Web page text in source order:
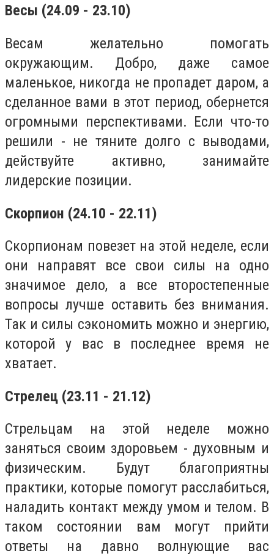
Весы (24.09 - 23.10)
Весам желательно помогать
окружающим. Добро, даже самое
маленькое, никогда не пропадет даром, а
сделанное вами в этот период, обернется
огромными перспективами. Если что-то
решили - не тяните долго с выводами,
действуйте активно, занимайте
лидерские позиции.
Скорпион (24.10 - 22.11)
Скорпионам повезет на этой неделе, если
они направят все свои силы на одно
значимое дело, а все второстепенные
вопросы лучше оставить без внимания.
Так и силы сэкономить можно и энергию,
которой у вас в последнее время не
хватает.
Стрелец (23.11 - 21.12)
Стрельцам на этой неделе можно
заняться своим здоровьем - духовным и
физическим. Будут благоприятны
практики, которые помогут расслабиться,
наладить контакт между умом и телом. В
таком состоянии вам могут прийти
ответы на давно волнующие вас